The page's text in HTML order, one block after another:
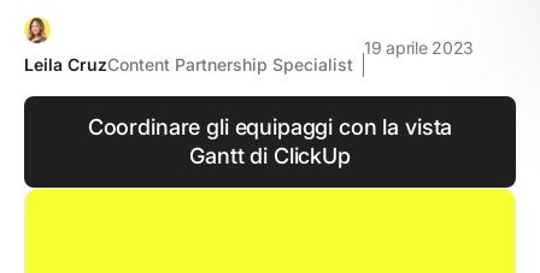
Leila CruzContent Partnership Specialist
19 aprile 2023
Coordinare gli equipaggi con la vista
Gantt di ClickUp